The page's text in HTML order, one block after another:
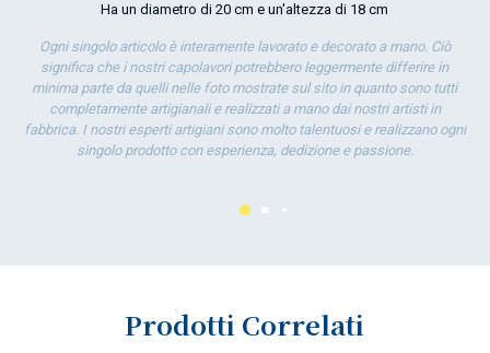
Ha un diametro di 20 cm e un'altezza di 18 cm
Ogni singolo articolo è interamente lavorato e decorato a mano. Ciò
significa che i nostri capolavori potrebbero leggermente differire in
minima parte da quelli nelle foto mostrate sul sito in quanto sono tutti
completamente artigianali e realizzati a mano dai nostri artisti in
fabbrica. I nostri esperti artigiani sono molto talentuosi e realizzano ogni
singolo prodotto con esperienza, dedizione e passione.
Prodotti Correlati